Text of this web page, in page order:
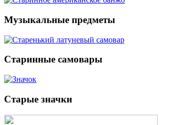
Музыкальные предметы
Старинные самовары
Старые значки